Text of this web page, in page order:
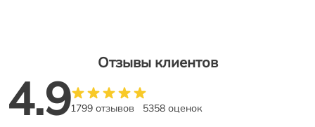
Отзывы клиентов
4.91799 отзывов 5358 оценок